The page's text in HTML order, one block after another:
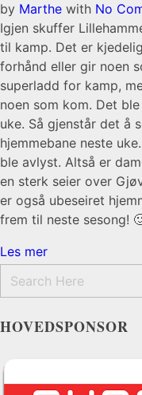
by Marthe with No
Igjen skuffer
til kamp. Det er
forhånd eller gir noen
superladd for kamp,
noen som kom. Det
uke. Så gjenstår det å
hjemmebane neste
ble avlyst. Altså er
en sterk seier over
er også ubeseiret
frem til neste sesong!
Les mer
HOVEDSPONSOR